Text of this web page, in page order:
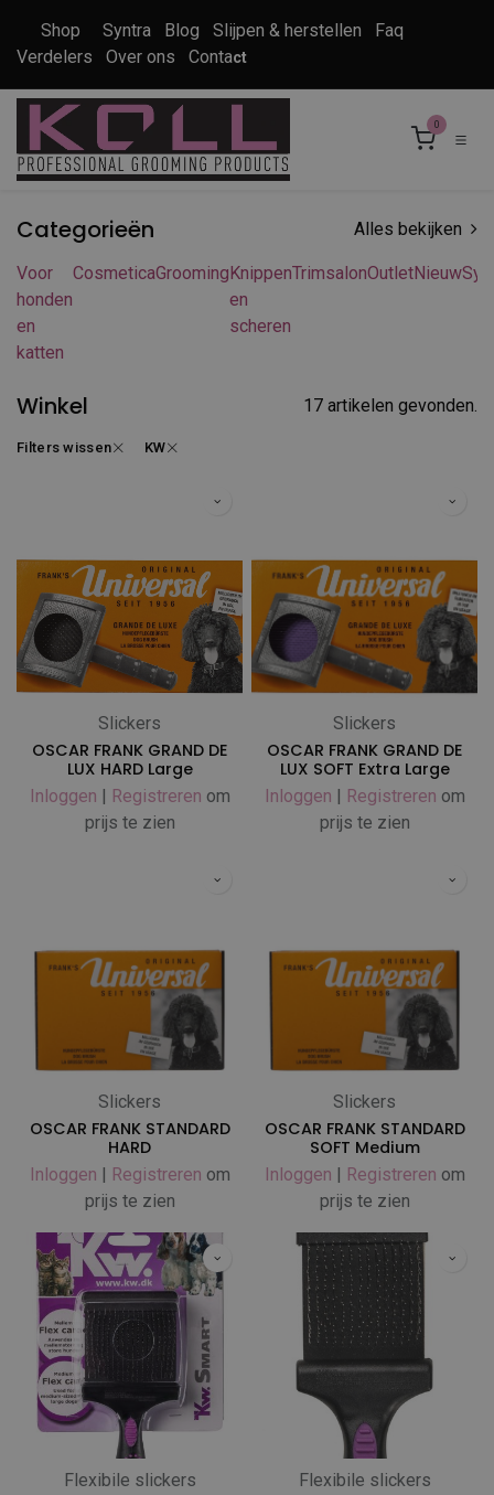
Shop Syntra Blog Slijpen & herstellen
Faq
Verdelers
Over ons Contact
0
Categorieën Alles bekijken
Voor
honden
en
katten
CosmeticaGroomingKnippen
en
scheren
TrimsalonOutletNieuw
Winkel 17 artikelen gevonden.
Filters wissen KW
Slickers
OSCAR FRANK GRAND DE
LUX HARD Large
Inloggen | Registreren om
prijs te zien
Slickers
OSCAR FRANK GRAND DE
LUX SOFT Extra Large
Inloggen | Registreren om
prijs te zien
Slickers
OSCAR FRANK STANDARD
HARD
Inloggen | Registreren om
prijs te zien
Slickers
OSCAR FRANK STANDARD
SOFT Medium
Inloggen | Registreren om
prijs te zien
Flexibile slickers Flexibile slickers